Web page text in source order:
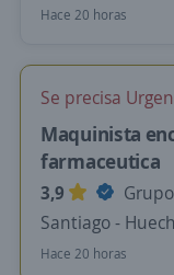
Hace 20 horas
Se precisa
Maquinista
farmaceutica
3,9
Santiago -
Hace 20 horas